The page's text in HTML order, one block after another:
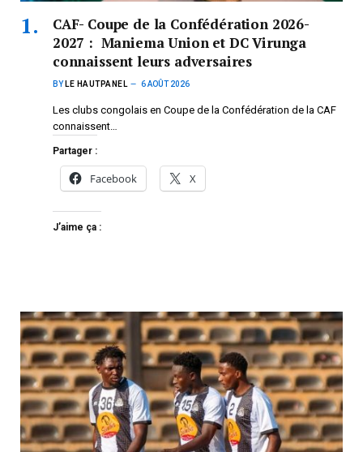
CAF- Coupe de la Confédération 2026-
2027 : Maniema Union et DC Virunga
connaissent leurs adversaires
BY LE HAUTPANEL 6 AOÛT 2026
Les clubs congolais en Coupe de la Confédération de la CAF
connaissent…
Partager :
Facebook X
J’aime ça :